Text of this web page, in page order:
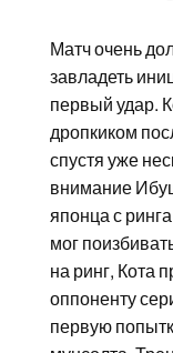
Матч очень
завладеть
первый удар.
дропкиком
спустя уже
внимание
японца с
мог
на ринг, Кота
оппоненту
первую